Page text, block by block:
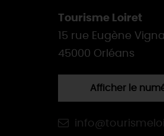
Tourisme Loiret
15 rue Eugène
45000 Orléans
Afficher le